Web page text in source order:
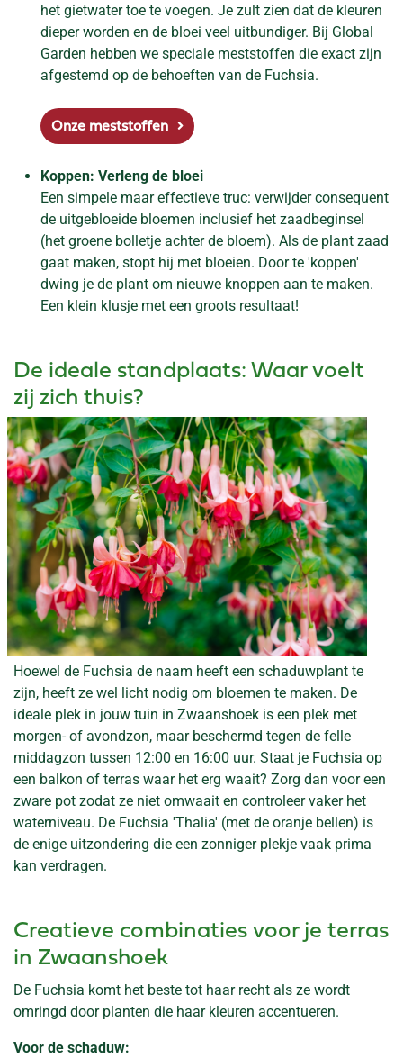
het gietwater toe te voegen. Je zult zien dat de kleuren
dieper worden en de bloei veel uitbundiger. Bij Global
Garden hebben we speciale meststoffen die exact zijn
afgestemd op de behoeften van de Fuchsia.
Onze meststoffen
Koppen: Verleng de bloei
Een simpele maar effectieve truc: verwijder consequent
de uitgebloeide bloemen inclusief het zaadbeginsel
(het groene bolletje achter de bloem). Als de plant zaad
gaat maken, stopt hij met bloeien. Door te 'koppen'
dwing je de plant om nieuwe knoppen aan te maken.
Een klein klusje met een groots resultaat!
De ideale standplaats: Waar voelt
zij zich thuis?
Hoewel de Fuchsia de naam heeft een schaduwplant te
zijn, heeft ze wel licht nodig om bloemen te maken. De
ideale plek in jouw tuin in Zwaanshoek is een plek met
morgen- of avondzon, maar beschermd tegen de felle
middagzon tussen 12:00 en 16:00 uur. Staat je Fuchsia op
een balkon of terras waar het erg waait? Zorg dan voor een
zware pot zodat ze niet omwaait en controleer vaker het
waterniveau. De Fuchsia 'Thalia' (met de oranje bellen) is
de enige uitzondering die een zonniger plekje vaak prima
kan verdragen.
Creatieve combinaties voor je terras
in Zwaanshoek
De Fuchsia komt het beste tot haar recht als ze wordt
omringd door planten die haar kleuren accentueren.
Voor de schaduw: